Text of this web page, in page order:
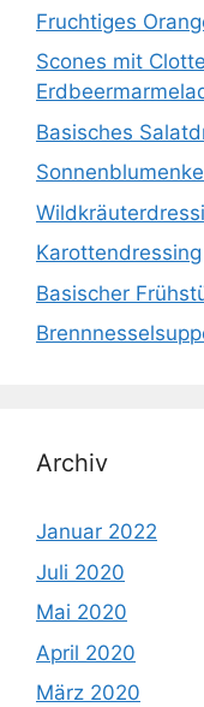
Fruchtiges
Scones mit
Basisches
Karottendressing
Basischer
Archiv
Januar 2022
Juli 2020
Mai 2020
April 2020
März 2020